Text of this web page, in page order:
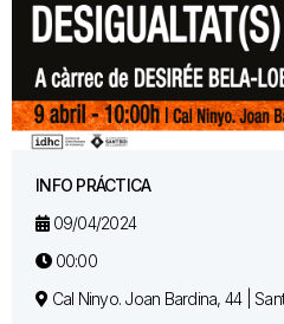
INFO PRÁCTICA
09/04/2024
00:00
Cal Ninyo. Joan Bardina, 44 |